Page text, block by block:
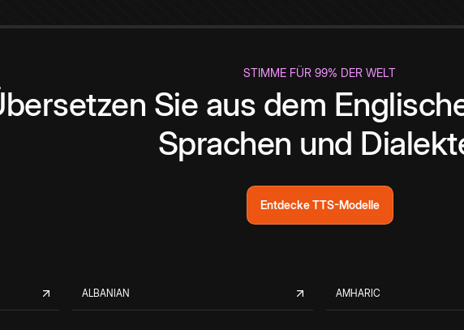
STIMME FÜR 99% DER WELT
Sie aus dem
Sprachen und
Entdecke TTS-Modelle
ALBANIAN AMHARIC